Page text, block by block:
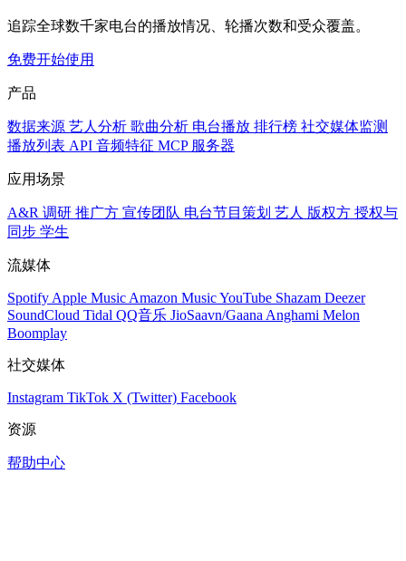
追踪全球数千家电台的播放情况、轮播次数和受众覆盖。
免费开始使用
产品
数据来源 艺人分析 歌曲分析 电台播放 排行榜 社交媒体监测
播放列表 API 音频特征 MCP 服务器
应用场景
A&R 调研 推广方 宣传团队 电台节目策划 艺人 版权方 授权与
同步 学生
流媒体
Spotify Apple Music Amazon MusicYouTube Shazam Deezer
SoundCloud Tidal QQ音乐 JioSaavn/Gaana Anghami Melon
Boomplay
社交媒体
Instagram TikTok X (Twitter) Facebook
资源
帮助中心